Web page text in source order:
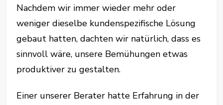
Nachdem wir immer wieder mehr oder
weniger dieselbe kundenspezifische Lösung
gebaut hatten, dachten wir natürlich, dass es
sinnvoll wäre, unsere Bemühungen etwas
produktiver zu gestalten.
Einer unserer Berater hatte Erfahrung in der